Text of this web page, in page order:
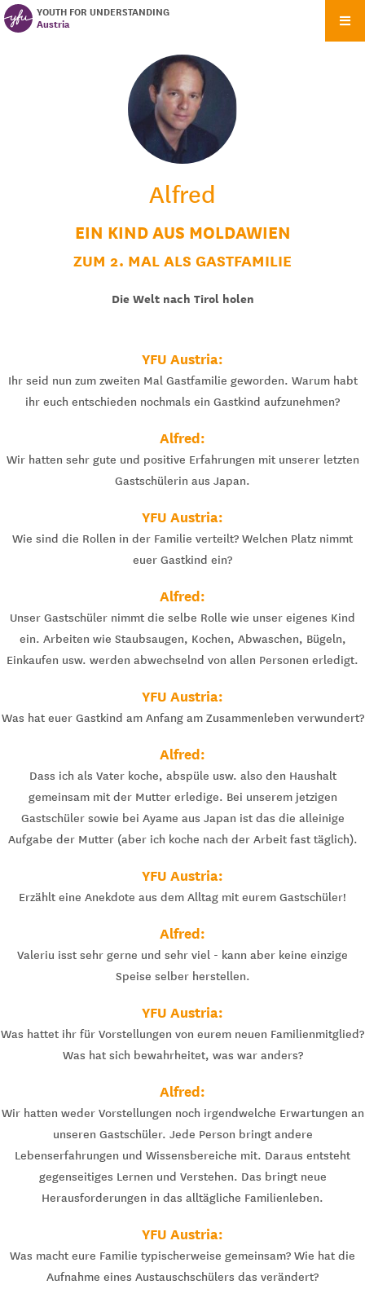
YOUTH FOR UNDERSTANDING
Austria
Alfred
EIN KIND AUS MOLDAWIEN
ZUM 2. MAL ALS GASTFAMILIE
Die Welt nach Tirol holen
YFU Austria:
Ihr seid nun zum zweiten Mal Gastfamilie geworden. Warum habt
ihr euch entschieden nochmals ein Gastkind aufzunehmen?
Alfred:
Wir hatten sehr gute und positive Erfahrungen mit unserer letzten
Gastschülerin aus Japan.
YFU Austria:
Wie sind die Rollen in der Familie verteilt? Welchen Platz nimmt
euer Gastkind ein?
Alfred:
Unser Gastschüler nimmt die selbe Rolle wie unser eigenes Kind
ein. Arbeiten wie Staubsaugen, Kochen, Abwaschen, Bügeln,
Einkaufen usw. werden abwechselnd von allen Personen erledigt.
YFU Austria:
Was hat euer Gastkind am Anfang am Zusammenleben verwundert?
Alfred:
Dass ich als Vater koche, abspüle usw. also den Haushalt
gemeinsam mit der Mutter erledige. Bei unserem jetzigen
Gastschüler sowie bei Ayame aus Japan ist das die alleinige
Aufgabe der Mutter (aber ich koche nach der Arbeit fast täglich).
YFU Austria:
Erzählt eine Anekdote aus dem Alltag mit eurem Gastschüler!
Alfred:
Valeriu isst sehr gerne und sehr viel - kann aber keine einzige
Speise selber herstellen.
YFU Austria:
Was hattet ihr für Vorstellungen von eurem neuen Familienmitglied?
Was hat sich bewahrheitet, was war anders?
Alfred:
Wir hatten weder Vorstellungen noch irgendwelche Erwartungen an
unseren Gastschüler. Jede Person bringt andere
Lebenserfahrungen und Wissensbereiche mit. Daraus entsteht
gegenseitiges Lernen und Verstehen. Das bringt neue
Herausforderungen in das alltägliche Familienleben.
YFU Austria:
Was macht eure Familie typischerweise gemeinsam? Wie hat die
Aufnahme eines Austauschschülers das verändert?